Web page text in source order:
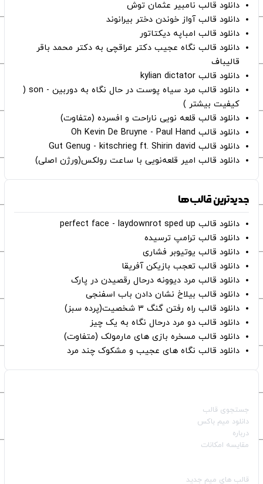
دانلود قالب نامبیر عثمان ‌توش
دانلود قالب آواز خوندن دختر بیرانوند
دانلود قالب امباپه دیکتاتور
دانلود قالب نگاه عجیب دکتر عراقچی به دکتر محمد باقر
قالیباف
دانلود قالب kylian dictator
دانلود قالب مرد سیاه پوست در حال نگاه به دوربین - son (
کیفیت بیشتر )
دانلود قالب قلعه نویی ناراحت و افسرده (متفاوت)
دانلود قالب Oh Kevin De Bruyne - Paul Hand
دانلود قالب Gut Genug - kitschrieg ft. Shirin david
دانلود قالب امیر قلعه‌نویی با ساعت رولکس(ورژن اصلی)
جدیدترین قالب‌ها
دانلود قالب perfect face - laydownrot sped up
دانلود قالب ترامپ ترسیده
دانلود قالب یوتیوبر فشاری
دانلود قالب تعجب بازیکن آفریقا
دانلود قالب مرد دیوونه درحال رقصیدن در پارک
دانلود قالب بیلاخ نشان دادن باب اسفنجی
دانلود قالب راه رفتن گنگ ۳ شخصیت(پرده سبز)
دانلود قالب دو مرد درحال نگاه به یک چیز
دانلود قالب مسخره بازی های مارمولک (متفاوت)
دانلود قالب نگاه های عجیب و مشکوک چند مرد
جستجوی قالب
دانلود میم باکس
درباره
مقایسه امکانات
قالب‌ های میم جدید